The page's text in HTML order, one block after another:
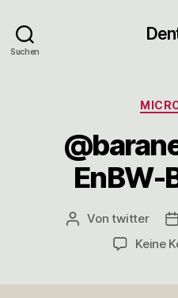
Suchen
EnBW-
Beitragsautor
Vontwitter
Keine